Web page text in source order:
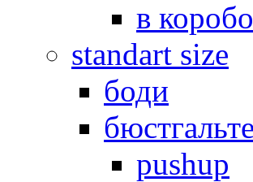
в
standart size
боди
pushup